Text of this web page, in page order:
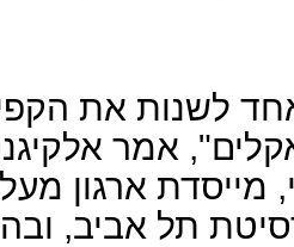
לשנות את
אמר
ארגון
תל אביב,